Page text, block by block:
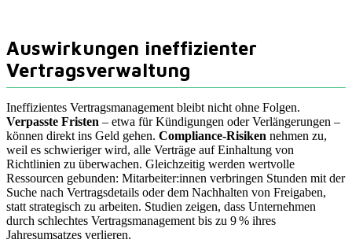
Auswirkungen ineffizienter
Vertragsverwaltung
Ineffizientes Vertragsmanagement bleibt nicht ohne Folgen.
Verpasste Fristen – etwa für Kündigungen oder Verlängerungen –
können direkt ins Geld gehen. Compliance-Risiken nehmen zu,
weil es schwieriger wird, alle Verträge auf Einhaltung von
Richtlinien zu überwachen. Gleichzeitig werden wertvolle
Ressourcen gebunden: Mitarbeiter:innen verbringen Stunden mit der
Suche nach Vertragsdetails oder dem Nachhalten von Freigaben,
statt strategisch zu arbeiten. Studien zeigen, dass Unternehmen
durch schlechtes Vertragsmanagement bis zu 9 % ihres
Jahresumsatzes verlieren.